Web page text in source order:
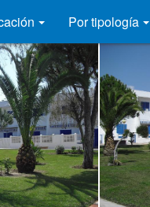
Por tipología